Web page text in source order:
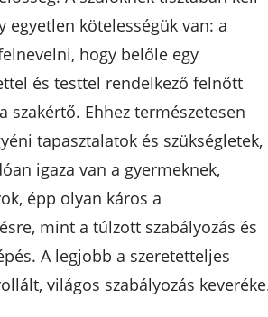
egyetlen kötelességük van: a
hogy belőle egy
és testtel rendelkező felnőtt
szakértő. Ehhez természetesen
tapasztalatok és szükségletek,
igaza van a gyermeknek,
épp olyan káros a
mint a túlzott szabályozás és
A legjobb a szeretetteljes
világos szabályozás